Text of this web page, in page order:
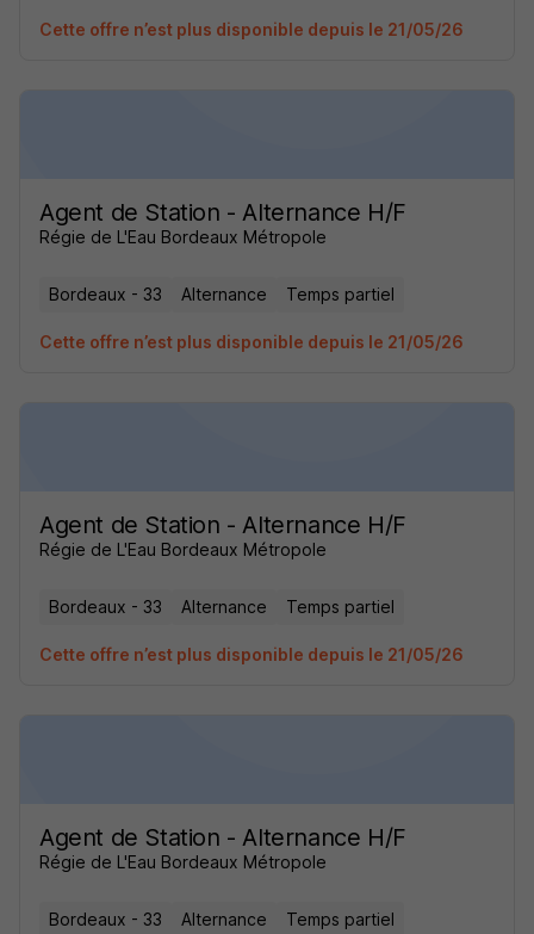
Cette offre n’est plus disponible depuis le 21/05/26
Agent de Station - Alternance H/F
Régie de L'Eau Bordeaux Métropole
Bordeaux - 33 Alternance Temps partiel
Cette offre n’est plus disponible depuis le 21/05/26
Agent de Station - Alternance H/F
Régie de L'Eau Bordeaux Métropole
Bordeaux - 33 Alternance Temps partiel
Cette offre n’est plus disponible depuis le 21/05/26
Agent de Station - Alternance H/F
Régie de L'Eau Bordeaux Métropole
Bordeaux - 33 Alternance Temps partiel